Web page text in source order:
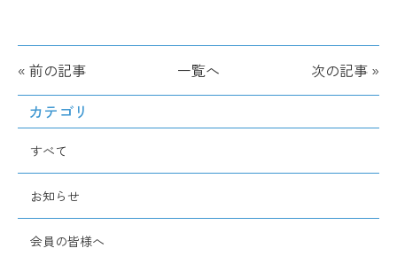
« 前の記事 一覧へ 次の記事 »
カテゴリ
すべて
お知らせ
会員の皆様へ